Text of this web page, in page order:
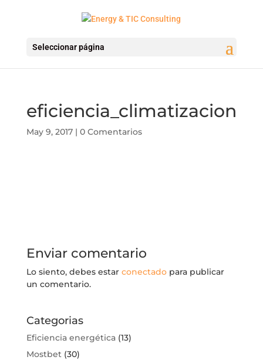
Seleccionar página
eficiencia_climatizacion
May 9, 2017| 0 Comentarios
Enviar comentario
Lo siento, debes estar conectadopara publicar
un comentario.
Categorias
Eficiencia energética(13)
Mostbet(30)